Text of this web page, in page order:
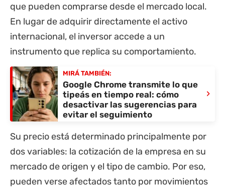
que pueden comprarse desde el mercado local.
En lugar de adquirir directamente el activo
internacional, el inversor accede a un
instrumento que replica su comportamiento.
MIRÁ TAMBIÉN:
Google Chrome transmite lo que
tipeás en tiempo real: cómo
desactivar las sugerencias para
evitar el seguimiento
›
Su precio está determinado principalmente por
dos variables: la cotización de la empresa en su
mercado de origen y el tipo de cambio. Por eso,
pueden verse afectados tanto por movimientos